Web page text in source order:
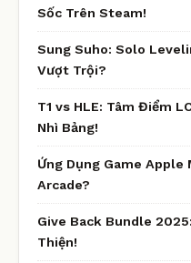
Sốc Trên Steam!
Sung Suho: Solo
Vượt Trội?
T1 vs HLE: Tâm Điểm
Nhì Bảng!
Ứng Dụng Game Apple
Arcade?
Give Back Bundle
Thiện!